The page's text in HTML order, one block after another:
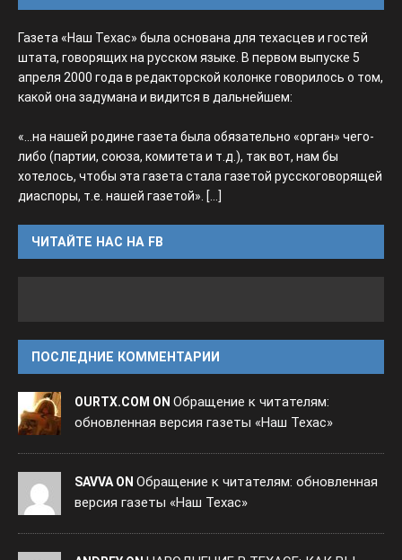
Газета «Наш Техас» была основана для техасцев и гостей
штата, говорящих на русском языке. В первом выпуске 5
апреля 2000 года в редакторской колонке говорилось о том,
какой она задумана и видится в дальнейшем:
«...на нашей родине газета была обязательно «орган» чего-
либо (партии, союза, комитета и т.д.), так вот, нам бы
хотелось, чтобы эта газета стала газетой русскоговорящей
диаспоры, т.е. нашей газетой». [...]
ЧИТАЙТЕ НАС НА FB
ПОСЛЕДНИЕ КОММЕНТАРИИ
OURTX.COM ON Обращение к читателям:
обновленная версия газеты «Наш Техас»
SAVVA ON Обращение к читателям: обновленная
версия газеты «Наш Техас»